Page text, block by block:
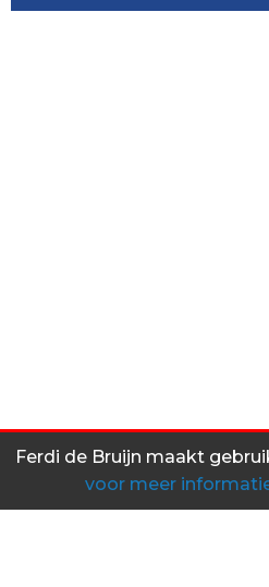
Ferdi de Bruijn maakt
voor meer